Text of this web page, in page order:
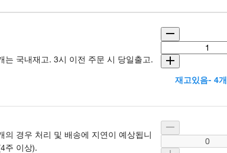
는 국내재고. 3시 이전 주문 시 당일출고.
재고있음- 4개
의 경우 처리 및 배송에 지연이 예상됩니
주 이상).